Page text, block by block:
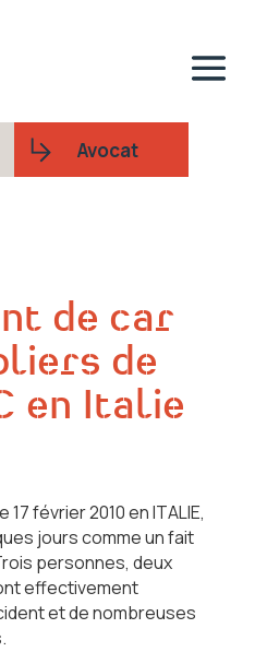
Avocat
de car
de
en Italie
février 2010 en ITALIE,
jours comme un fait
personnes, deux
effectivement
et de nombreuses